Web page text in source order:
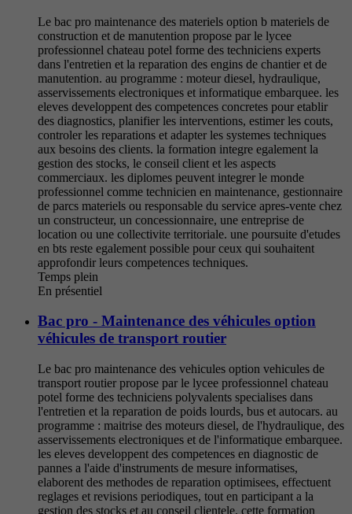
Le bac pro maintenance des materiels option b materiels de
construction et de manutention propose par le lycee
professionnel chateau potel forme des techniciens experts
dans l'entretien et la reparation des engins de chantier et de
manutention. au programme : moteur diesel, hydraulique,
asservissements electroniques et informatique embarquee. les
eleves developpent des competences concretes pour etablir
des diagnostics, planifier les interventions, estimer les couts,
controler les reparations et adapter les systemes techniques
aux besoins des clients. la formation integre egalement la
gestion des stocks, le conseil client et les aspects
commerciaux. les diplomes peuvent integrer le monde
professionnel comme technicien en maintenance, gestionnaire
de parcs materiels ou responsable du service apres-vente chez
un constructeur, un concessionnaire, une entreprise de
location ou une collectivite territoriale. une poursuite d'etudes
en bts reste egalement possible pour ceux qui souhaitent
approfondir leurs competences techniques.
Temps plein
En présentiel
Bac pro - Maintenance des véhicules option
véhicules de transport routier
Le bac pro maintenance des vehicules option vehicules de
transport routier propose par le lycee professionnel chateau
potel forme des techniciens polyvalents specialises dans
l'entretien et la reparation de poids lourds, bus et autocars. au
programme : maitrise des moteurs diesel, de l'hydraulique, des
asservissements electroniques et de l'informatique embarquee.
les eleves developpent des competences en diagnostic de
pannes a l'aide d'instruments de mesure informatises,
elaborent des methodes de reparation optimisees, effectuent
reglages et revisions periodiques, tout en participant a la
gestion des stocks et au conseil clientele. cette formation